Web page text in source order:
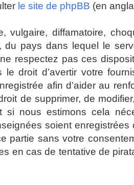
le site de phpBB (en
diffamatoire,
du pays dans lequel le
respectez pas ces
droit d’avertir votre
afin d’aider au
de supprimer, de
si nous estimons cela
soient enregistrées
partie sans votre
en cas de tentative de